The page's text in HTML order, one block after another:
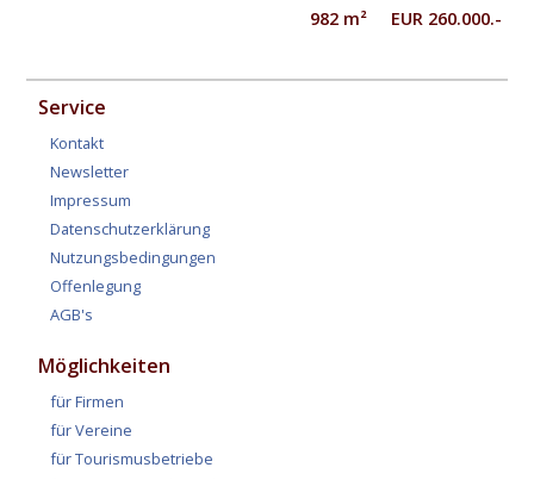
982 m² EUR 260.000.-
Service
Kontakt
Newsletter
Impressum
Datenschutzerklärung
Nutzungsbedingungen
Offenlegung
AGB's
Möglichkeiten
für Firmen
für Vereine
für Tourismusbetriebe